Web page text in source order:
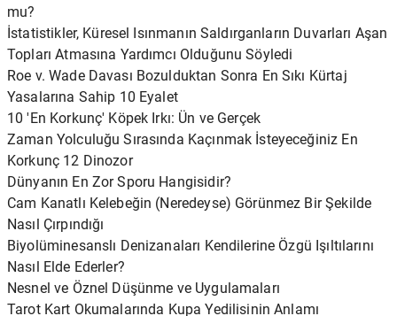
mu?
İstatistikler, Küresel Isınmanın Saldırganların Duvarları Aşan
Topları Atmasına Yardımcı Olduğunu Söyledi
Roe v. Wade Davası Bozulduktan Sonra En Sıkı Kürtaj
Yasalarına Sahip 10 Eyalet
10 'En Korkunç' Köpek Irkı: Ün ve Gerçek
Zaman Yolculuğu Sırasında Kaçınmak İsteyeceğiniz En
Korkunç 12 Dinozor
Dünyanın En Zor Sporu Hangisidir?
Cam Kanatlı Kelebeğin (Neredeyse) Görünmez Bir Şekilde
Nasıl Çırpındığı
Biyolüminesanslı Denizanaları Kendilerine Özgü Işıltılarını
Nasıl Elde Ederler?
Nesnel ve Öznel Düşünme ve Uygulamaları
Tarot Kart Okumalarında Kupa Yedilisinin Anlamı